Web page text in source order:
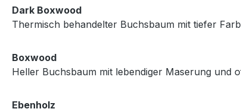
Dark Boxwood
Thermisch behandelter Buchsbaum mit tiefer
Boxwood
Heller Buchsbaum mit lebendiger Maserung und
Ebenholz